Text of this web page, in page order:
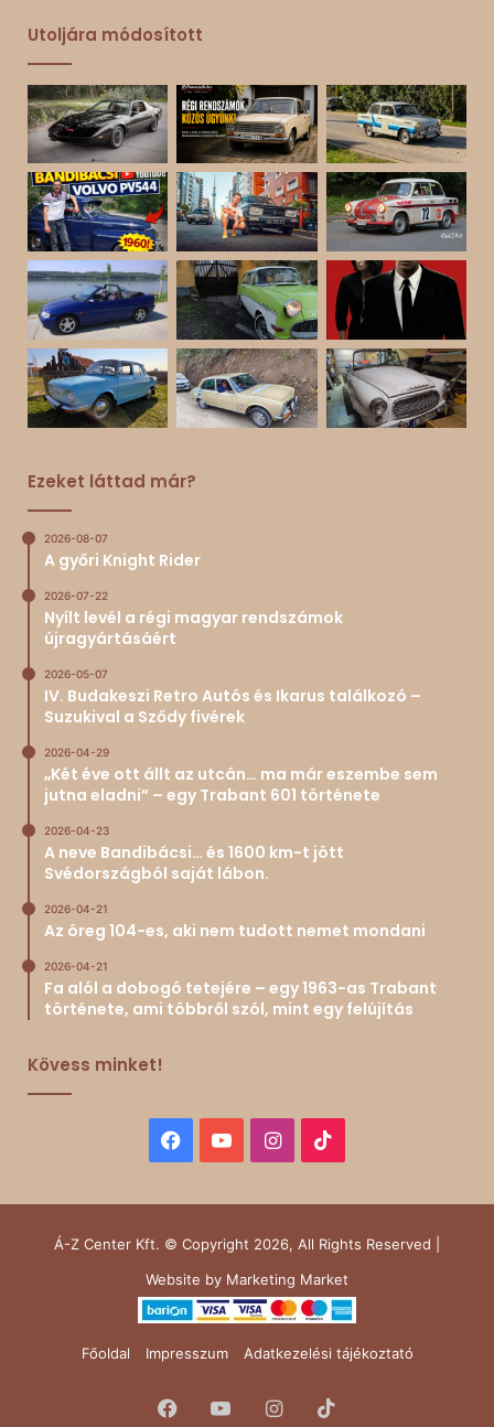
Utoljára módosított
Ezeket láttad már?
2026-08-07
A győri Knight Rider
2026-07-22
Nyílt levél a régi magyar rendszámok
újragyártásáért
2026-05-07
IV. Budakeszi Retro Autós és Ikarus találkozó –
Suzukival a Sződy fivérek
2026-04-29
„Két éve ott állt az utcán… ma már eszembe sem
jutna eladni” – egy Trabant 601 története
2026-04-23
A neve Bandibácsi… és 1600 km-t jött
Svédországból saját lábon.
2026-04-21
Az öreg 104-es, aki nem tudott nemet mondani
2026-04-21
Fa alól a dobogó tetejére – egy 1963-as Trabant
története, ami többről szól, mint egy felújítás
Kövess minket!
Facebook
YouTubeInstagram
Á-Z Center Kft. © Copyright 2026, All Rights Reserved |
Website by Marketing Market
Főoldal Impresszum Adatkezelési tájékoztató
Facebook
YouTubeInstagram